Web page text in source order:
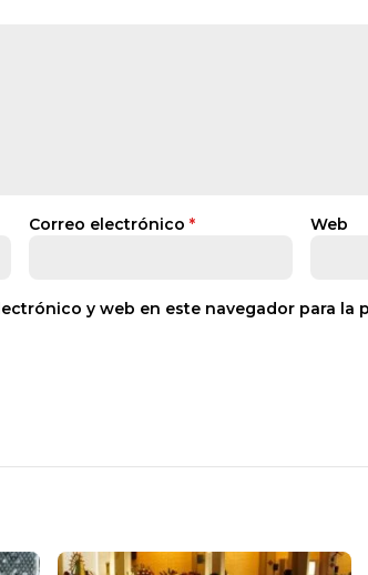
Correo electrónico * Web
y web en este navegador para la